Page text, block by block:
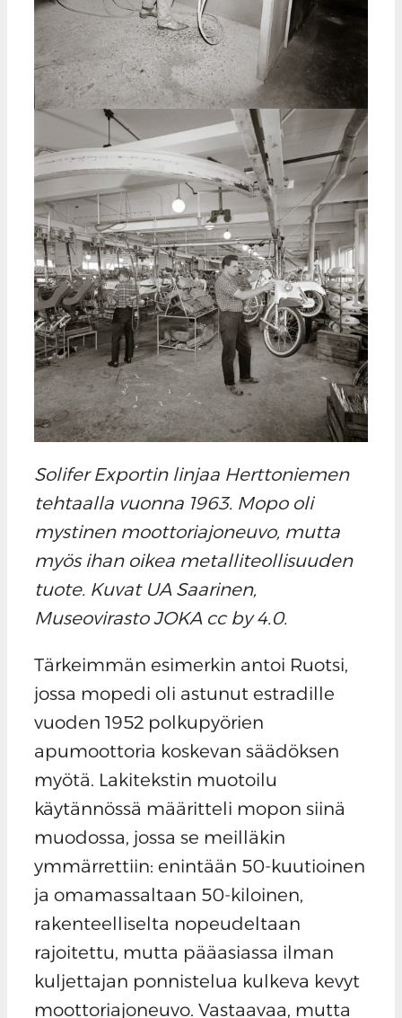
Solifer Exportin linjaa Herttoniemen
tehtaalla vuonna 1963. Mopo oli
mystinen moottoriajoneuvo, mutta
myös ihan oikea metalliteollisuuden
tuote. Kuvat UA Saarinen,
Museovirasto JOKA cc by 4.0.
Tärkeimmän esimerkin antoi Ruotsi,
jossa mopedi oli astunut estradille
vuoden 1952 polkupyörien
apumoottoria koskevan säädöksen
myötä. Lakitekstin muotoilu
käytännössä määritteli mopon siinä
muodossa, jossa se meilläkin
ymmärrettiin: enintään 50-kuutioinen
ja omamassaltaan 50-kiloinen,
rakenteelliselta nopeudeltaan
rajoitettu, mutta pääasiassa ilman
kuljettajan ponnistelua kulkeva kevyt
moottoriajoneuvo. Vastaavaa, mutta